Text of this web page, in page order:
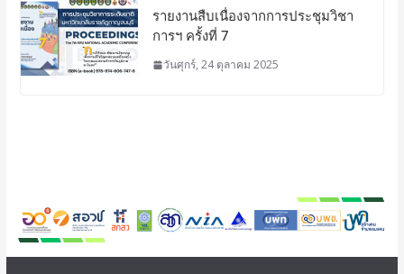
รายงานสืบเนื่องจากการประชุมวิชา
การฯ ครั้งที่ 7
วันศุกร์, 24 ตุลาคม 2025